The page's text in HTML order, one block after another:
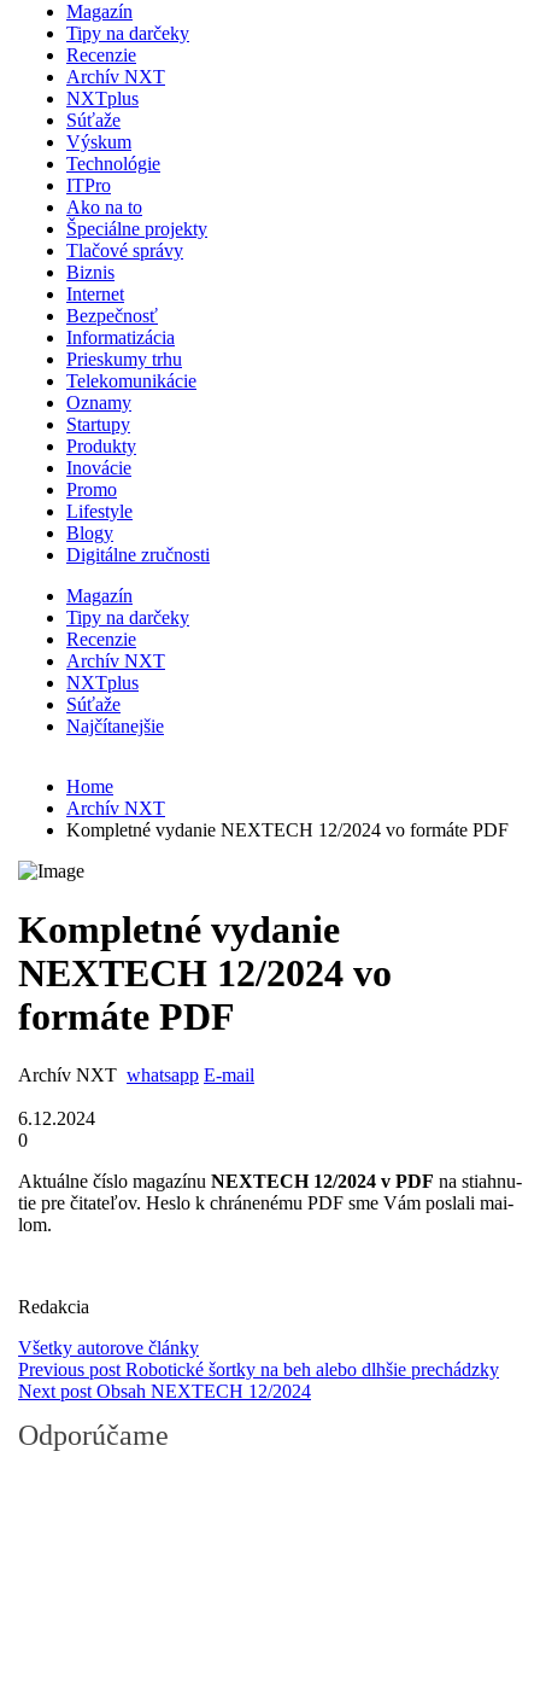
Magazín
Tipy na darčeky
Recenzie
Archív NXT
NXTplus
Súťaže
Výskum
Technológie
ITPro
Ako na to
Špeciálne projekty
Tlačové správy
Biznis
Internet
Bezpečnosť
Informatizácia
Prieskumy trhu
Telekomunikácie
Oznamy
Startupy
Produkty
Inovácie
Promo
Lifestyle
Blogy
Digitálne zručnosti
Magazín
Tipy na darčeky
Recenzie
Archív NXT
NXTplus
Súťaže
Najčítanejšie
Home
Archív NXT
Kompletné vydanie NEXTECH 12/2024 vo formáte PDF
Kompletné vydanie
NEXTECH 12/2024 vo
formáte PDF
Archív NXT whatsapp E-mail
6.12.2024
0
Ak­tuál­ne číslo magazínu NEXTECH 12/2024 v PDF na stiah­nu­
tie pre či­ta­te­ľov. Hes­lo k chrá­ne­né­mu PDF sme Vám pos­la­li mai­
lom.
Redakcia
Všetky autorove články
Previous post Robotické šortky na beh alebo dlhšie prechádzky
Next post Obsah NEXTECH 12/2024
Odporúčame